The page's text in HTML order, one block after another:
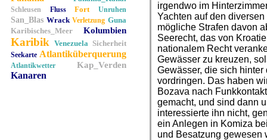
Schleusen Fluss Fort Unruhen
San_Blas Wrack Verletzung Guna
Karibisches_Meer
Kolumbien
Karibik Venezuela Sicherheit
Seekarte Atlantiküberquerung
Atlantikwetter Kap_Verden
Kanaren
irgendwo im
Yachten auf den
mögliche Strafen davon
Seerecht, das von
nationalem Recht
Gewässer zu kreuzen,
Gewässer, die sich
vordringen. Das haben
Bozava nach
gemacht, und sind dann
interessierte ihn nicht,
ein Anlegen in Komiza
und Besatzung gewesen